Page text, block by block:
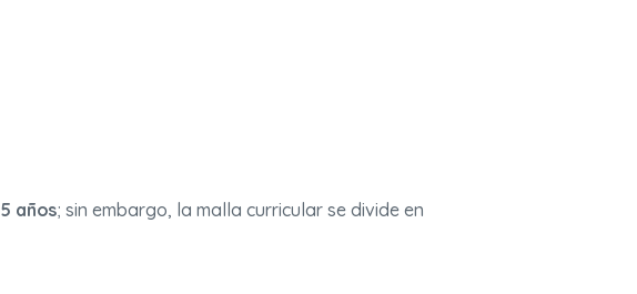
5 años; sin embargo, la malla curricular se divide en